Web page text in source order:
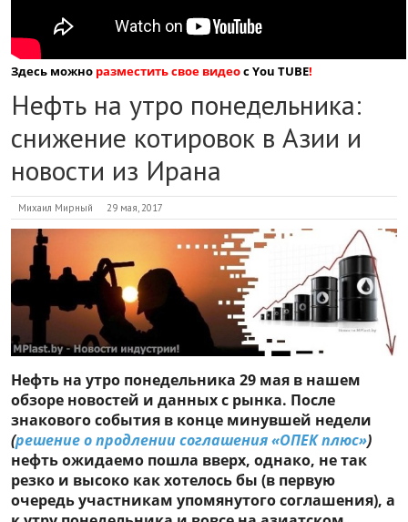
Здесь можно разместить свое видеос You TUBE!
Нефть на утро понедельника:
снижение котировок в Азии и
новости из Ирана
Михаил Мирный 29 мая, 2017
Нефть на утро понедельника 29 мая в нашем
обзоре новостей и данных с рынка. После
знакового события в конце минувшей недели
(решение о продлении соглашения «ОПЕК плюс»)
нефть ожидаемо пошла вверх, однако, не так
резко и высоко как хотелось бы (в первую
очередь участникам упомянутого соглашения), а